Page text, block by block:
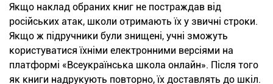
Якщо наклад обраних книг не постраждав від
російських атак, школи отримають їх у звичні строки.
Якщо ж підручники були знищені, учні зможуть
користуватися їхніми електронними версіями на
платформі «Всеукраїнська школа онлайн». Після того
як книги надрукують повторно, їх доставлять до шкіл.